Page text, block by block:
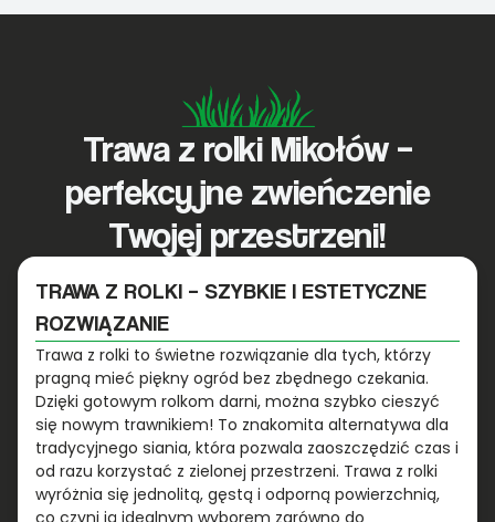
Trawa z rolki Mikołów –
perfekcyjne zwieńczenie
Twojej przestrzeni!
TRAWA Z ROLKI – SZYBKIE I ESTETYCZNE
ROZWIĄZANIE
Trawa z rolki to świetne rozwiązanie dla tych, którzy
pragną mieć piękny ogród bez zbędnego czekania.
Dzięki gotowym rolkom darni, można szybko cieszyć
się nowym trawnikiem! To znakomita alternatywa dla
tradycyjnego siania, która pozwala zaoszczędzić czas i
od razu korzystać z zielonej przestrzeni. Trawa z rolki
wyróżnia się jednolitą, gęstą i odporną powierzchnią,